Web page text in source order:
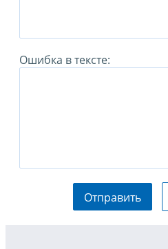
Ошибка в тексте:
Отправить